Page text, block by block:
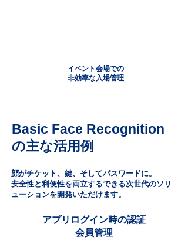
イベント会場での
非効率な入場管理
Basic Face Recognition
の主な活用例
顔がチケット、鍵、そしてパスワードに。
安全性と利便性を両立するできる次世代のソリ
ューションを開発いただけます。
アプリログイン時の認証
会員管理